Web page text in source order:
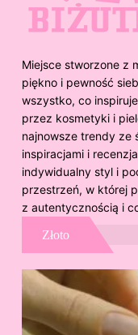
Miejsce stworzone z
piękno i pewność
wszystko, co
przez kosmetyki i
najnowsze trendy ze
inspiracjami i
indywidualny styl i
przestrzeń, w której
z autentycznością i
Złoto